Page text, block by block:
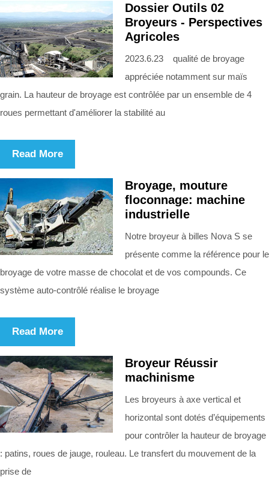
Dossier Outils 02
Broyeurs - Perspectives
Agricoles
2023.6.23 qualité de broyage
appréciée notamment sur maïs
grain. La hauteur de broyage est contrôlée par un ensemble de 4
roues permettant d'améliorer la stabilité au
Read More
Broyage, mouture
floconnage: machine
industrielle
Notre broyeur à billes Nova S se
présente comme la référence pour le
broyage de votre masse de chocolat et de vos compounds. Ce
système auto-contrôlé réalise le broyage
Read More
Broyeur Réussir
machinisme
Les broyeurs à axe vertical et
horizontal sont dotés d’équipements
pour contrôler la hauteur de broyage
: patins, roues de jauge, rouleau. Le transfert du mouvement de la
prise de